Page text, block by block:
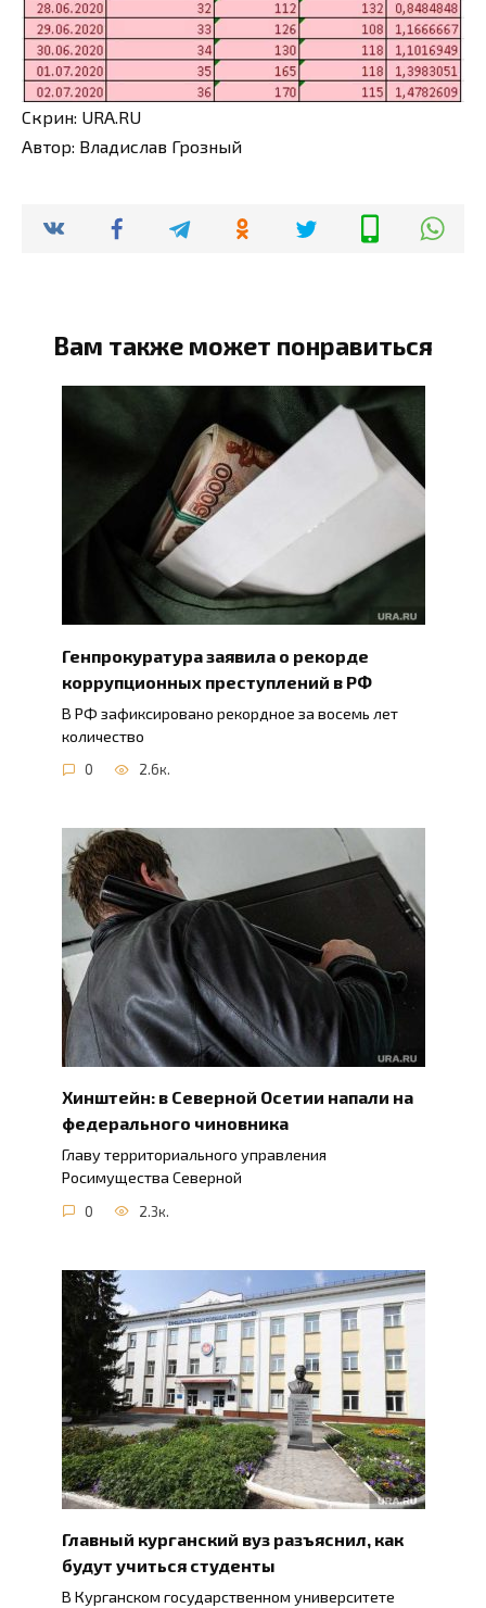
Скрин: URA.RU
Автор: Владислав Грозный
Вам также может понравиться
Генпрокуратура заявила о рекорде
коррупционных преступлений в РФ
В РФ зафиксировано рекордное за восемь лет
количество
0 2.6к.
Хинштейн: в Северной Осетии напали на
федерального чиновника
Главу территориального управления
Росимущества Северной
0 2.3к.
Главный курганский вуз разъяснил, как
будут учиться студенты
В Курганском государственном университете